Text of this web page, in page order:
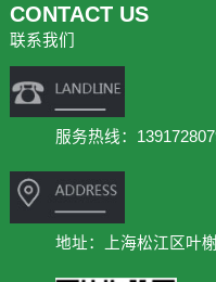
CONTACT US
联系我们
服务热线：
地址：上海松江区叶